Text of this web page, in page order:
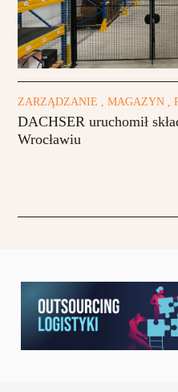
ZARZĄDZANIE , MAGAZYN ,
DACHSER uruchomił
Wrocławiu